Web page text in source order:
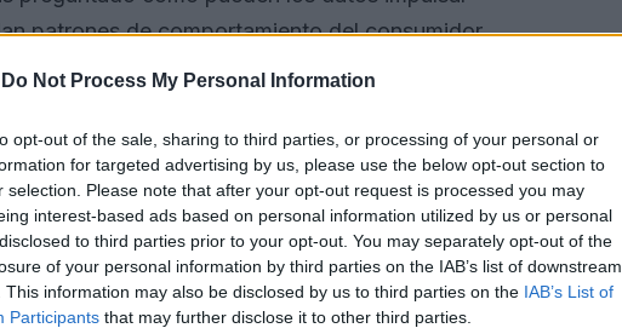
Do Not Process My Personal Information
opt-out of the sale, sharing to third parties, or processing of your personal or
for targeted advertising by us, please use the below opt-out section to
selection. Please note that after your opt-out request is processed you may
interest-based ads based on personal information utilized by us or personal
to third parties prior to your opt-out. You may separately opt-out of the
of your personal information by third parties on the IAB’s list of downstream
This information may also be disclosed by us to third parties on the IAB’s List of
Participants that may further disclose it to other third parties.
patrones de comportamiento del consumidor
mejorar notablemente la eficacia de